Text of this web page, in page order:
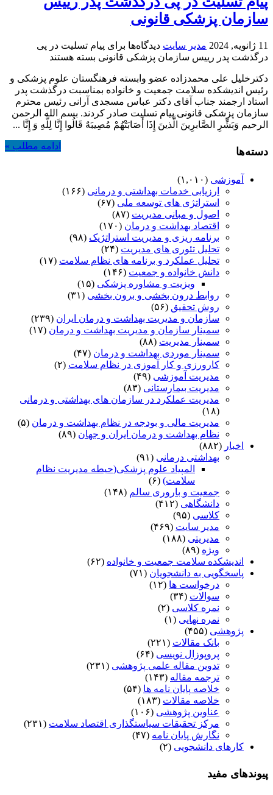
سازمان پزشکی قانونی
11 ژانویه, 2024 مدیر سایت دیدگاه‌ها برای پیام تسلیت در پی
درگذشت پدر رییس سازمان پزشکی قانونی بسته هستند
دکترخلیل علی محمدزاده عضو وابسته فرهنگستان علوم پزشکی و
رئیس اندیشکده سلامت جمعیت و خانواده بمناسبت درگذشت پدر
استاد ارجمند جناب آقای دکتر عباس مسجدی آرانی رئیس محترم
سازمان پزشکی قانونی پیام تسلیت صادر کردند. بسم الله الرحمن
الرحیم وَبَشِّرِ الصَّابرِینَ الَّذینَ إِذَا أَصَابَتْهُمْ مُصِیبَهٌ قَالُوا إِنَّا لِلَّهِ وَ إِنَّا ...
ادامه مطلب » دسته‌ها
آموزشی (۱,۰۱۰)
ارزیابی خدمات بهداشتی و درمانی (۱۶۶)
استراتژی های توسعه ملی (۶۷)
اصول و مبانی مدیریت (۸۷)
اقتصاد بهداشت و درمان (۱۷۰)
برنامه ریزی و مدیریت استراتژیک (۹۸)
تحلیل تئوری های مدیریت (۲۴)
تحلیل عملکرد و برنامه های نظام سلامت (۱۷)
دانش خانواده و جمعیت (۱۴۶)
ویزیت و مشاوره پزشکی (۱۵)
روابط درون بخشی و برون بخشی (۳۱)
روش تحقیق (۵۶)
سازمان و مدیریت بهداشت و درمان ایران (۲۳۹)
سمینار سازمان و مدیریت بهداشت و درمان (۱۷)
سمینار مدیریت (۸۸)
سمینار موردی بهداشت و درمان (۴۷)
کارورزی و کار آموزی در نظام سلامت (۲)
مدیریت آموزشی (۴۹)
مدیریت بیمارستانی (۸۳)
مدیریت عملکرد در سازمان های بهداشتی و درمانی
(۱۸)
مدیریت مالی و بودجه در نظام بهداشت و درمان (۵)
نظام بهداشت و درمان ایران و جهان (۸۹)
اخبار (۸۸۲)
بهداشتی درمانی (۹۱)
المپیاد علوم پزشکی(حیطه مدیریت نظام
سلامت) (۶)
جمعیت و باروری سالم (۱۴۸)
دانشگاهی (۴۱۲)
کلاسی (۹۵)
مدیر سایت (۴۶۹)
مدیریتی (۱۸۸)
ویژه (۸۹)
اندیشکده سلامت جمعیت و خانواده (۶۲)
پاسخگویی به دانشجویان (۷۱)
درخواست ها (۱۲)
سوالات (۳۴)
نمره کلاسی (۲)
نمره نهایی (۱)
پژوهشی (۴۵۵)
بانک مقالات (۲۲۱)
پروپوزال نویسی (۶۴)
تدوین مقاله علمی پژوهشی (۲۳۱)
ترجمه مقاله (۱۴۳)
خلاصه پایان نامه ها (۵۴)
خلاصه مقالات (۱۸۳)
عناوین پژوهشی (۱۰۶)
مرکز تحقیقات سیاستگذاری اقتصاد سلامت (۲۳۱)
نگارش پایان نامه (۴۷)
کارهای دانشجویی (۲)
پیوندهای مفید